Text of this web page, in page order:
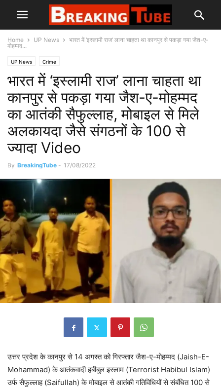
Home UP News
भारत में ‘इस्लामी राज’ लाना चाहता था कानपुर से पकड़ा गया जैश-ए-
मोहम्मद...
UP News Crime
भारत में ‘इस्लामी राज’ लाना चाहता था
कानपुर से पकड़ा गया जैश-ए-मोहम्मद
का आतंकी सैफुल्लाह, मोबाइल से मिले
अलकायदा जैसे संगठनों के 100 से
ज्यादा Video
By BreakingTube - 17/08/2022
उत्तर प्रदेश के कानपुर से 14 अगस्त को गिरफ्तार जैश-ए-मोहम्मद (Jaish-E-
Mohammad) के आतंकवादी हबीबुल इस्लाम (Terrorist Habibul Islam)
उर्फ सैफुल्लाह (Saifullah) के मोबाइल से आतंकी गतिविधियों से संबंधित 100 से